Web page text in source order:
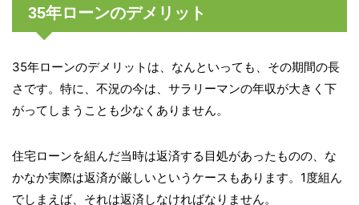
35年ローンのデメリット
35年ローンのデメリットは、なんといっても、その期間の長
さです。特に、不況の今は、サラリーマンの年収が大きく下
がってしまうことも少なくありません。
住宅ローンを組んだ当時は返済する目処があったものの、な
かなか実際は返済が厳しいというケースもあります。1度組ん
でしまえば、それは返済しなければなりません。